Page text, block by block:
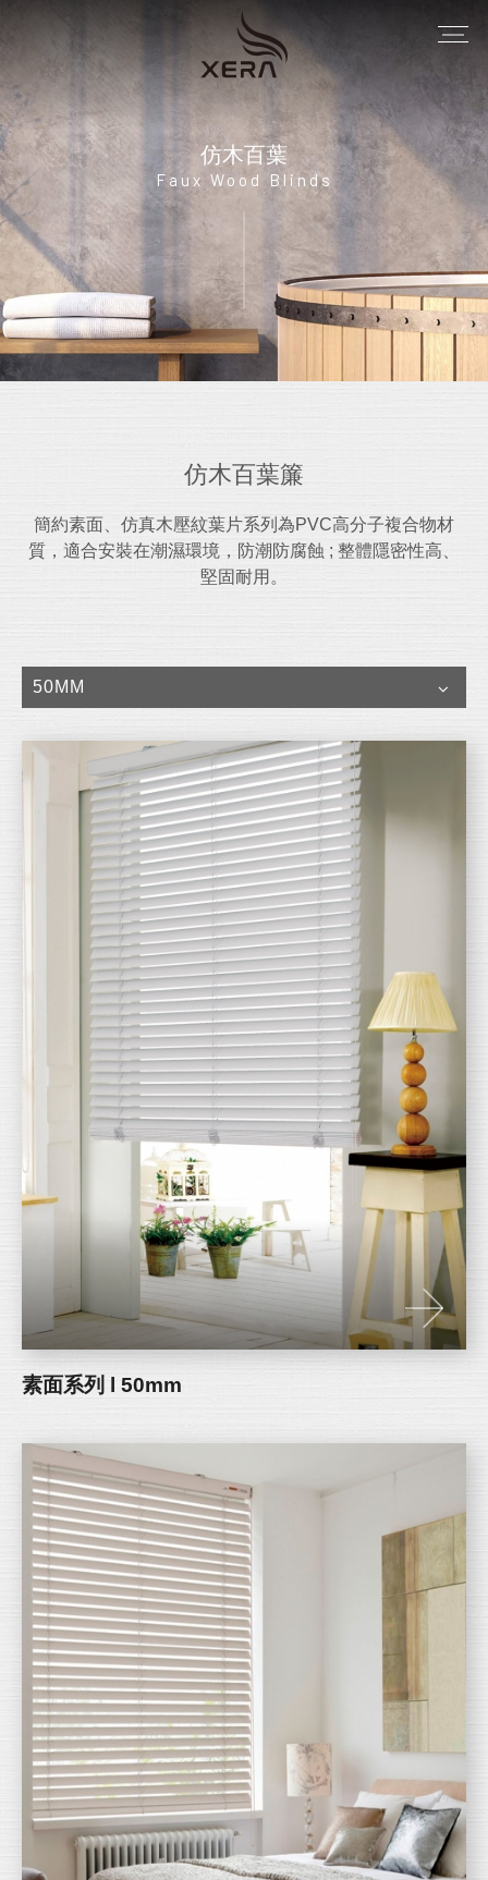
仿木百葉
Faux Wood Blinds
仿木百葉簾
簡約素面、仿真木壓紋葉片系列為PVC高分子複合物材
質，適合安裝在潮濕環境，防潮防腐蝕 ; 整體隱密性高、
堅固耐用。
50MM
素面系列 l 50mm